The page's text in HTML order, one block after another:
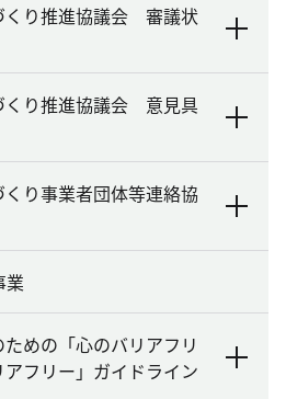
くり推進協議会 審議状
くり推進協議会 意見具
り事業者団体等連絡協
業
めの「心のバリアフリ
フリー」ガイドライン